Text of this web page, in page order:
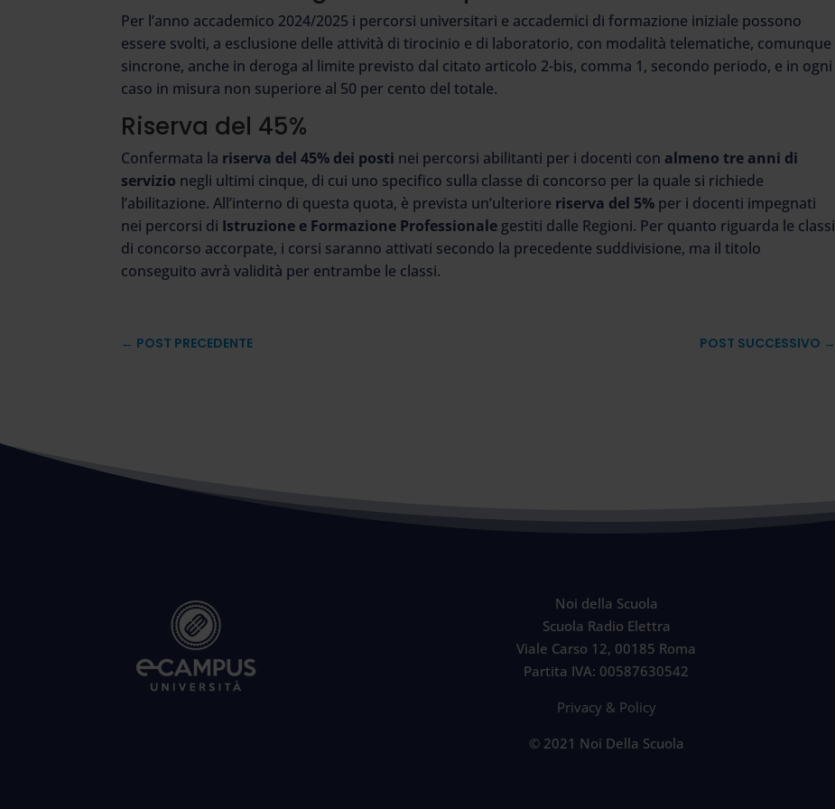
Per l’anno accademico 2024/2025 i percorsi universitari e accademici di formazione iniziale possono
essere svolti, a esclusione delle attività di tirocinio e di laboratorio, con modalità telematiche, comunque
sincrone, anche in deroga al limite previsto dal citato articolo 2-bis, comma 1, secondo periodo, e in ogni
caso in misura non superiore al 50 per cento del totale.
Riserva del 45%
Confermata la riserva del 45% dei posti nei percorsi abilitanti per i docenti con almeno tre anni di
servizio negli ultimi cinque, di cui uno specifico sulla classe di concorso per la quale si richiede
l’abilitazione. All’interno di questa quota, è prevista un’ulteriore riserva del 5% per i docenti impegnati
nei percorsi di Istruzione e Formazione Professionale gestiti dalle Regioni. Per quanto riguarda le classi
di concorso accorpate, i corsi saranno attivati secondo la precedente suddivisione, ma il titolo
conseguito avrà validità per entrambe le classi.
← POST PRECEDENTE POST SUCCESSIVO →
Noi della Scuola
Scuola Radio Elettra
Viale Carso 12, 00185 Roma
Partita IVA: 00587630542
Privacy & Policy
© 2021 Noi Della Scuola